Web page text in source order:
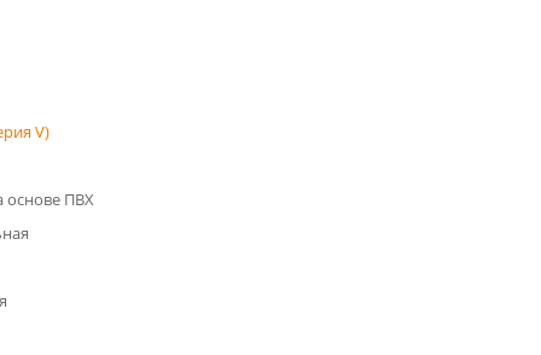
V)
основе ПВХ